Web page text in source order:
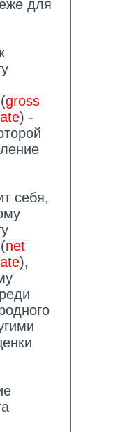
для
gross
) -
себя,
net
),